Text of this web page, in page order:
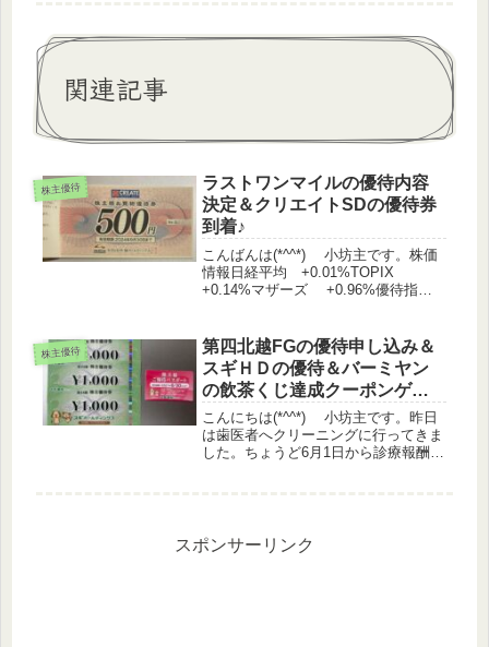
関連記事
株主優待
ラストワンマイルの優待内容
決定＆クリエイトSDの優待券
到着♪
こんばんは(*^^*) 小坊主です。株価
情報日経平均 +0.01%TOPIX
+0.14%マザーズ +0.96%優待指
（7793） 株主優待制度の新設に関す
るお知らせ ...
株主優待
第四北越FGの優待申し込み＆
スギＨＤの優待＆バーミヤン
の飲茶くじ達成クーポンゲッ
ト♪
こんにちは(*^^*) 小坊主です。昨日
は歯医者へクリーニングに行ってきま
した。ちょうど6月1日から診療報酬改
スポンサーリンク